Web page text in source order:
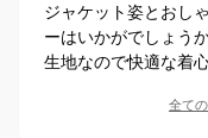
ジャケット姿とおし
ーはいかがでしょう
生地なので快適な着
全て